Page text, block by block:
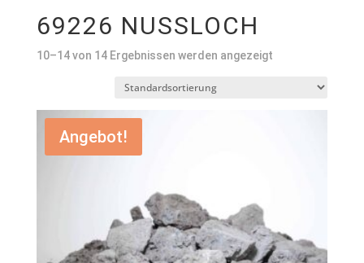
69226 NUSSLOCH
10–14 von 14 Ergebnissen werden angezeigt
Angebot!